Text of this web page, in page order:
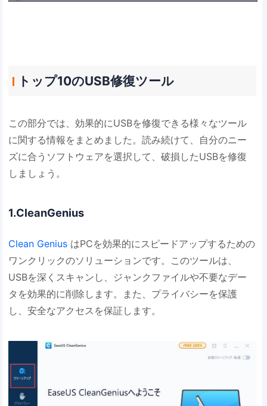
トップ10のUSB修復ツール
この部分では、効果的にUSBを修復できる様々なツール
に関する情報をまとめました。読み続けて、自分のニー
ズに合うソフトウェアを選択して、破損したUSBを修復
しましょう。
1.CleanGenius
Clean Genius はPCを効果的にスピードアップするための
ワンクリックのソリューションです。このツールは、
USBを深くスキャンし、ジャンクファイルや不要なデー
タを効果的に削除します。また、プライバシーを保護
し、安全なアクセスを保証します。